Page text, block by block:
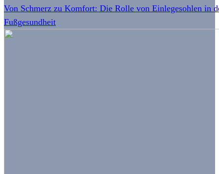
Von Schmerz zu Komfort: Die Rolle von Einlegesohlen in
Fußgesundheit